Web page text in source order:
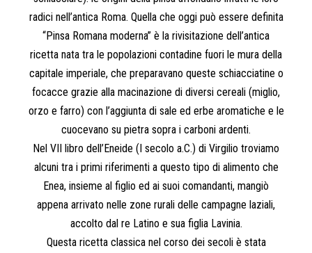
radici nell’antica Roma. Quella che oggi può essere definita
“Pinsa Romana moderna” è la rivisitazione dell’antica
ricetta nata tra le popolazioni contadine fuori le mura della
capitale imperiale, che preparavano queste schiacciatine o
focacce grazie alla macinazione di diversi cereali (miglio,
orzo e farro) con l’aggiunta di sale ed erbe aromatiche e le
cuocevano su pietra sopra i carboni ardenti.
Nel VII libro dell’Eneide (I secolo a.C.) di Virgilio troviamo
alcuni tra i primi riferimenti a questo tipo di alimento che
Enea, insieme al figlio ed ai suoi comandanti, mangiò
appena arrivato nelle zone rurali delle campagne laziali,
accolto dal re Latino e sua figlia Lavinia.
Questa ricetta classica nel corso dei secoli è stata